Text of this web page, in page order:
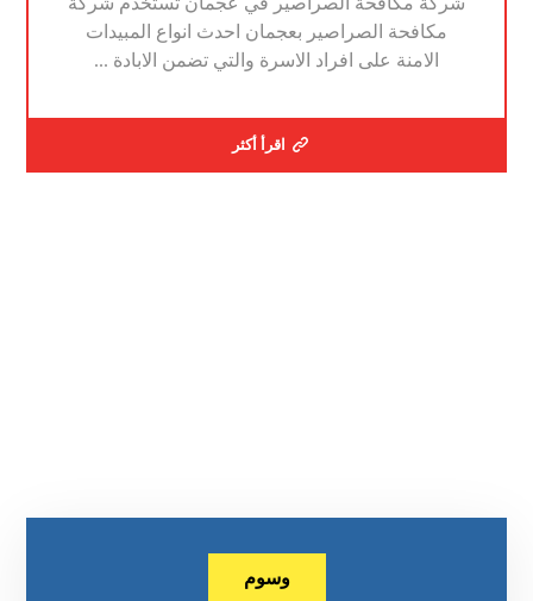
مكافحة الصراصير بعجمان احدث انواع المبيدات
الامنة على افراد الاسرة والتي تضمن الابادة ...
اقرأ أكثر
وسوم